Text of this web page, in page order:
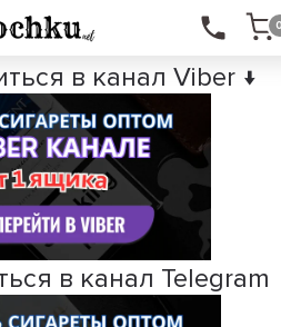
в канал Viber ↓
в канал Telegram